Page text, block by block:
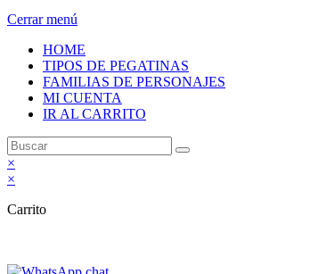
Cerrar menú
HOME
TIPOS DE PEGATINAS
FAMILIAS DE PERSONAJES
MI CUENTA
IR AL CARRITO
×
×
Carrito